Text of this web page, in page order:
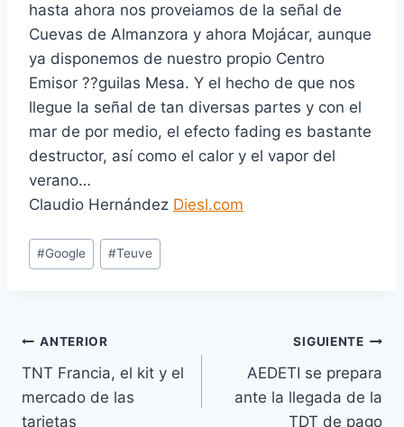
hasta ahora nos proveiamos de la señal de
Cuevas de Almanzora y ahora Mojácar, aunque
ya disponemos de nuestro propio Centro
Emisor ??guilas Mesa. Y el hecho de que nos
llegue la señal de tan diversas partes y con el
mar de por medio, el efecto fading es bastante
destructor, así como el calor y el vapor del
verano…
Claudio Hernández Diesl.com
E
t
u
e
t
a
#Google #Teuve
Navegación
de
ANTERIOR
TNT Francia, el kit y el
mercado de las
tarjetas
SIGUIENTE
AEDETI se prepara
ante la llegada de la
TDT de pago